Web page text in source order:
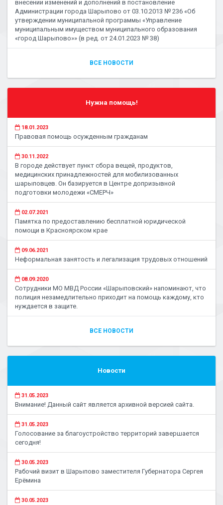
внесении изменений и дополнений в постановление
Администрации города Шарыпово от 03.10.2013 № 236 «Об
утверждении муниципальной программы «Управление
муниципальным имуществом муниципального образования
«город Шарыпово»» (в ред. от 24.01.2023 № 38)
ВСЕ НОВОСТИ
Нужна помощь!
18.01.2023
Правовая помощь осужденным гражданам
30.11.2022
В городе действует пункт сбора вещей, продуктов,
медицинских принадлежностей для мобилизованных
шарыповцев. Он базируется в Центре допризывной
подготовки молодежи «СМЕРЧ»
02.07.2021
Памятка по предоставлению бесплатной юридической
помощи в Красноярском крае
09.06.2021
Неформальная занятость и легализация трудовых отношений
08.09.2020
Сотрудники МО МВД России «Шарыповский» напоминают, что
полиция незамедлительно приходит на помощь каждому, кто
нуждается в защите.
ВСЕ НОВОСТИ
Новости
31.05.2023
Внимание! Данный сайт является архивной версией сайта.
31.05.2023
Голосование за благоустройство территорий завершается
сегодня!
30.05.2023
Рабочий визит в Шарыпово заместителя Губернатора Сергея
Ерёмина
30.05.2023